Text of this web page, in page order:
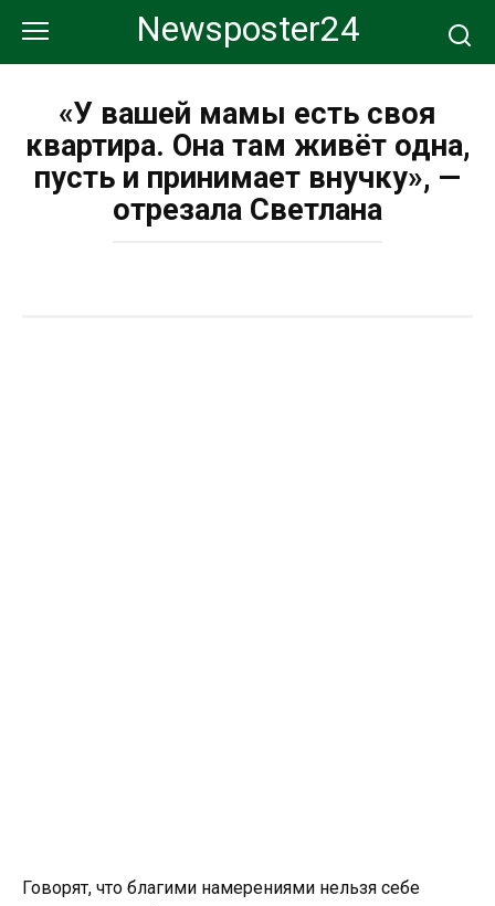
контенту
Newsposter24
«У вашей мамы есть своя
квартира. Она там живёт одна,
пусть и принимает внучку», —
отрезала Светлана
Говорят, что благими намерениями нельзя себе